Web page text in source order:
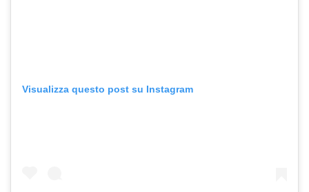
Visualizza questo post su Instagram